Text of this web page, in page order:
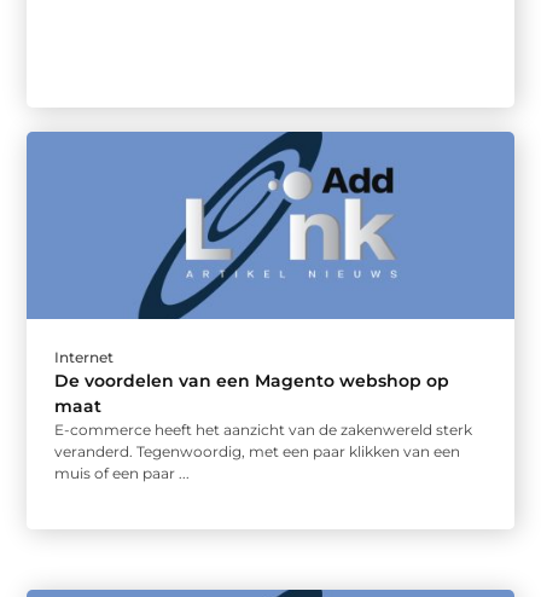
Internet
De voordelen van een Magento webshop op
maat
E-commerce heeft het aanzicht van de zakenwereld sterk
veranderd. Tegenwoordig, met een paar klikken van een
muis of een paar ...